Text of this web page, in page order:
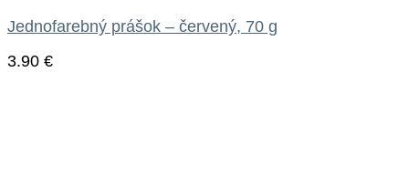
Jednofarebný prášok – červený, 70 g
3.90 €